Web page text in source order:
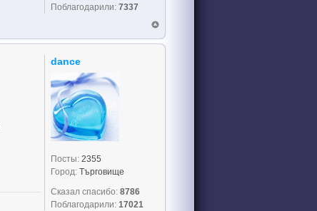
Поблагодарили: 7337
dance
Посты: 2355
Город: Търговище
Сказал спасибо: 8786
Поблагодарили: 17021